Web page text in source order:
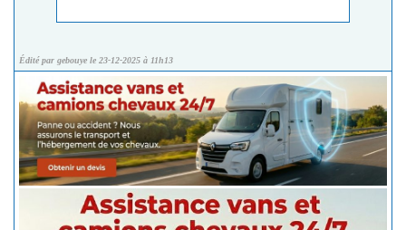
Édité par gebouye le 23-12-2025 à 11h13